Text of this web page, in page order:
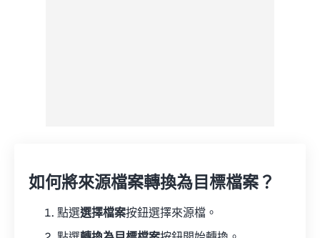
如何將來源檔案轉換為目標檔案？
點選選擇檔案按鈕選擇來源檔。